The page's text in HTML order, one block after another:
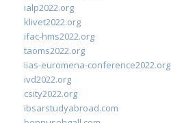
ialp2022.org
klivet2022.org
ifac-hms2022.org
taoms2022.org
iias-euromena-conference2022.org
ivd2022.org
csity2022.org
ibsarstudyabroad.com